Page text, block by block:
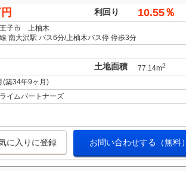
利回り 10.55％
子市 上柚木
南大沢駅 バス6分/上柚木バス停 停歩3分
土地面積 77.14m2
(築34年9ヶ月)
イムパートナーズ
に入りに登録 お問い合わせする（無料）